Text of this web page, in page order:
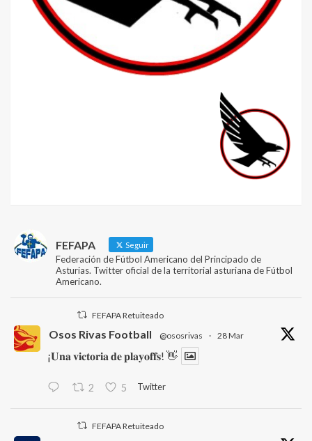
FEFAPA Seguir
Federación de Fútbol Americano del Principado de
Asturias. Twitter oficial de la territorial asturiana de Fútbol
Americano.
FEFAPA Retuiteado
Osos Rivas Football @ososrivas · 28 Mar
¡𝐔𝐧𝐚 𝐯𝐢𝐜𝐭𝐨𝐫𝐢𝐚 𝐝𝐞 𝐩𝐥𝐚𝐲𝐨𝐟𝐟𝐬! 👋
2 5 Twitter
FEFAPA Retuiteado